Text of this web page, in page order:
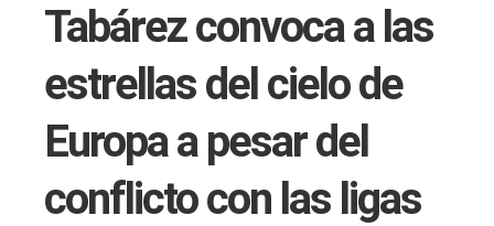
Tabárez convoca a las
estrellas del cielo de
Europa a pesar del
conflicto con las ligas